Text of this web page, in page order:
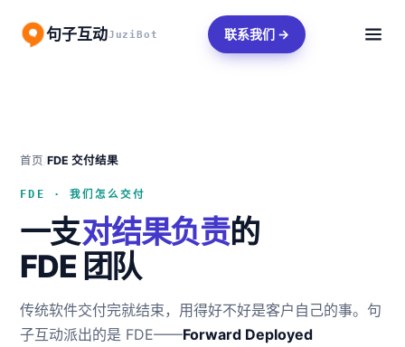
句子互动JuziBot 联系我们 →
首页 /FDE 交付结果
FDE · 我们怎么交付
一支对结果负责的
FDE 团队
传统软件交付完就结束，用得好不好是客户自己的事。句
子互动派出的是 FDE——Forward Deployed